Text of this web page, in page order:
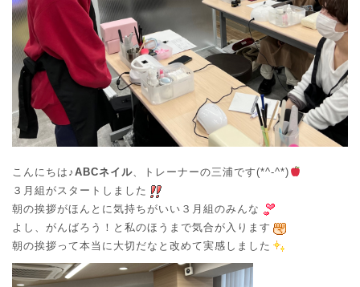
こんにちは♪ABCネイル、トレーナーの三浦です(*^-^*)
３月組がスタートしました
朝の挨拶がほんとに気持ちがいい３月組のみんな
よし、がんばろう！と私のほうまで気合が入ります
朝の挨拶って本当に大切だなと改めて実感しました